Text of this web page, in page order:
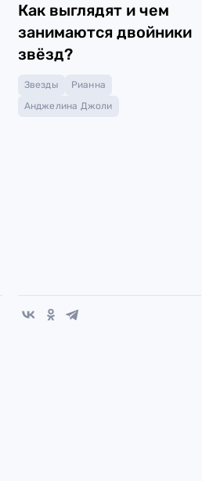
Как выглядят и чем
занимаются двойники
звёзд?
Звезды
Рианна
Анджелина Джоли